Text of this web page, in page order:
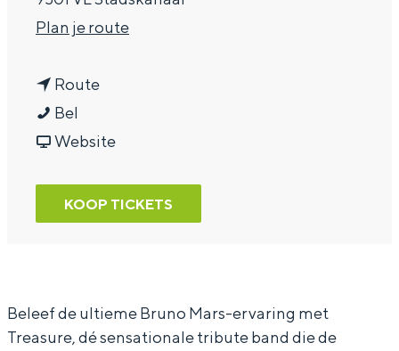
Plan je routen
e
a
r
e
Routen
a
T
r
s
u
Bel
r
a
s
e
Websitev
n
T
a
s
KOOP TICKETS
Beleef de ultieme Bruno Mars-ervaring met
Treasure, dé sensationale tribute band die de